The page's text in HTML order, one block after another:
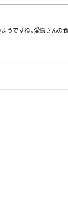
うですね。愛鳥さんの